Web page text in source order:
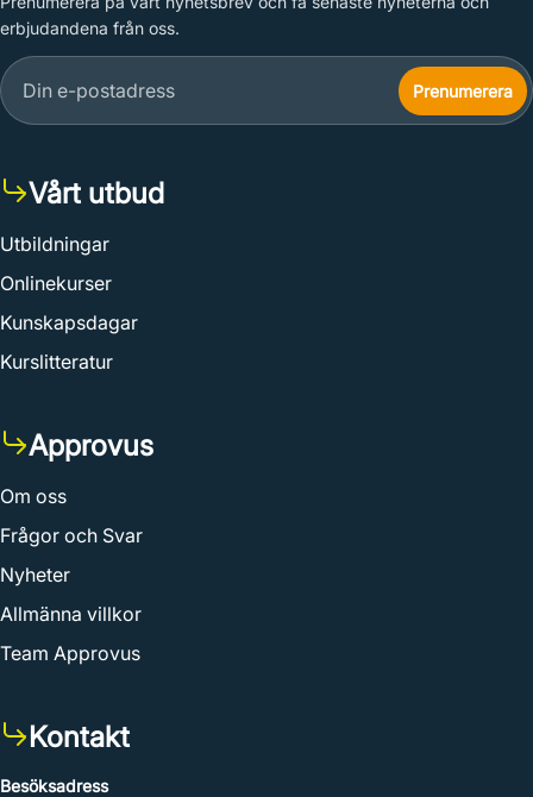
erbjudandena från oss.
Vårt utbud
Utbildningar
Onlinekurser
Kunskapsdagar
Kurslitteratur
Approvus
Om oss
Frågor och Svar
Nyheter
Allmänna villkor
Team Approvus
Kontakt
Besöksadress